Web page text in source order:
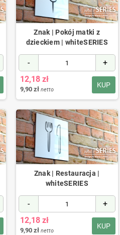
Znak | Pokój matki z
dzieckiem | whiteSERIES
- +
KUP
12,18 zł
9,90 zł netto
Znak | Restauracja |
whiteSERIES
- +
KUP
12,18 zł
9,90 zł netto